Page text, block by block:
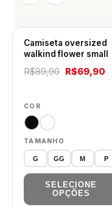
Camiseta oversized
walkind flower small
R$89,90
O
R$69,90
COR
TAMANHO
G GG M P
SELECIONE
OPÇÕES